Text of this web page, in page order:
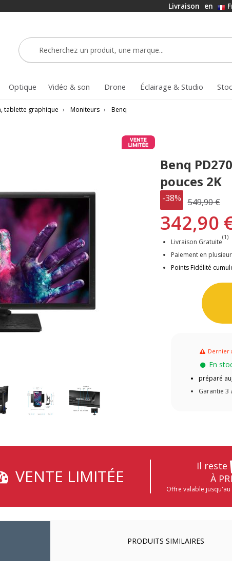
Livraison en
Optique Vidéo & son Drone Éclairage & Studio
tablette graphique › Moniteurs › Benq
Benq
pouces 2K
-38% 549,90 €
342,90
Livraison Gratuite
(1)
Paiement en
Points Fidélité
Dernier
En
préparé
Garantie 3
VENTE LIMITÉE
Il reste
À
Offre valable
PRODUITS SIMILAIRES